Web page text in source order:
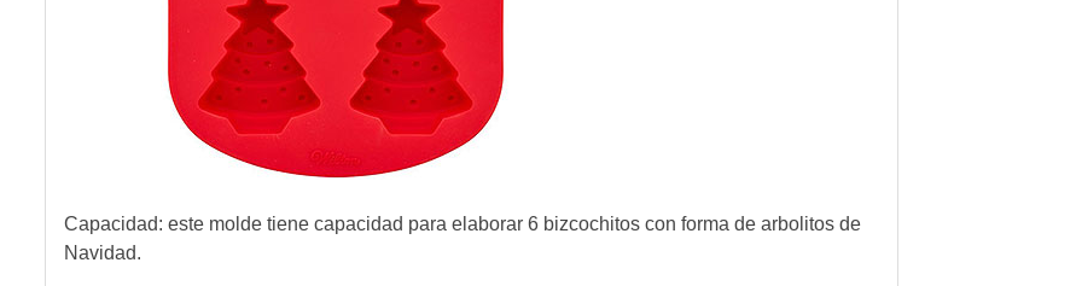
Capacidad: este molde tiene capacidad para elaborar 6 bizcochitos con forma de arbolitos de
Navidad.